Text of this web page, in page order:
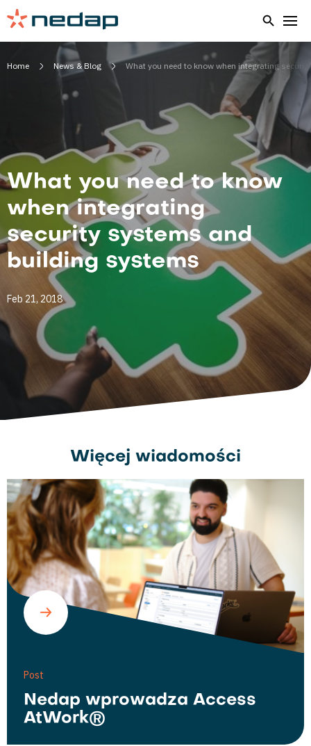
Home News & Blog What you need to know when integrating
What you need to know
when integrating
security systems and
building systems
Feb 21, 2018
Więcej wiadomości
Post
Nedap wprowadza Access
AtWork®